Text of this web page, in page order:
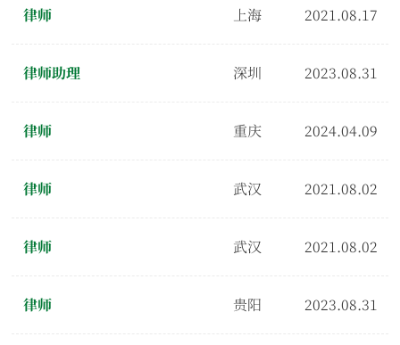
律师 上海 2021.08.17
律师助理 深圳 2023.08.31
律师 重庆 2024.04.09
律师 武汉 2021.08.02
律师 武汉 2021.08.02
律师 贵阳 2023.08.31